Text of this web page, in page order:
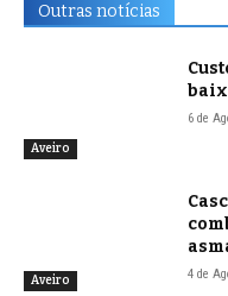
Outras notícias
Aveiro
6 de
Aveiro 4 de